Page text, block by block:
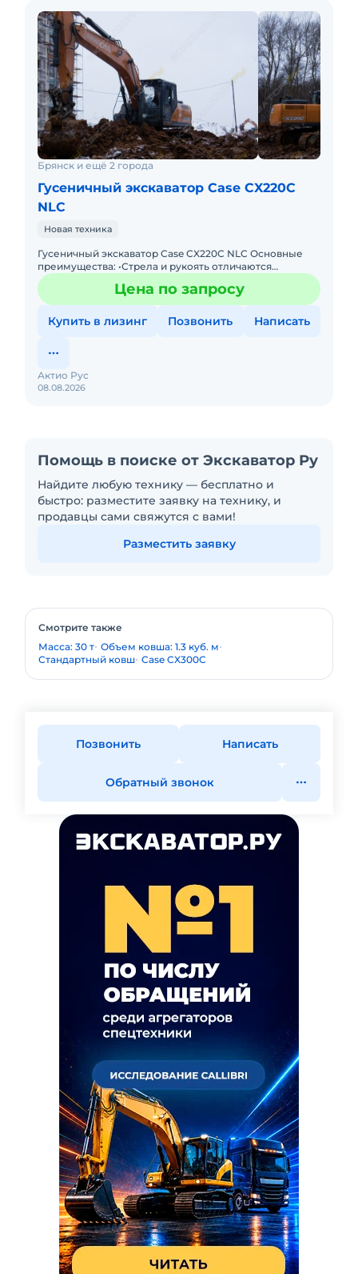
Брянск и ещё 2 города
Гусеничный экскаватор Case CX220C
NLC
Новая техника
Гусеничный экскаватор Case CX220C NLC Основные
преимущества: •Стрела и рукоять отличаются
усилениями из кованной стали и уменьшенными
допусками в сочлененияхЦена по запросу
Купить в лизинг Позвонить Написать
08.08.2026
Актио Рус
Помощь в поиске от Экскаватор Ру
Найдите любую технику — бесплатно и
быстро: разместите заявку на технику, и
продавцы сами свяжутся с вами!
Разместить заявку
Смотрите также
Масса: 30 т Объем ковша: 1.3 куб. м
Стандартный ковш Case CX300C
Позвонить Написать
Обратный звонок